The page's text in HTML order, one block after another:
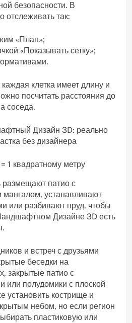
безопасности. В
отслеживать так:
«План»;
«Показывать сетку»;
клетка имеет длину и
посчитать расстояния до
соседа.
1 квадратному метру
размещают патио с
мангалом, устанавливают
или разбивают пруд, чтобы
Дизайне 3D есть
и встреч с друзьями
беседки на
закрытые патио с
или полудомики с плоской
установить кострище и
небом, но если регион
пластиковую или